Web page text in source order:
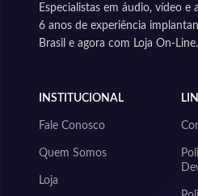
Especialistas em áudio, vídeo
6 anos de experiência
Brasil e agora com Loja On-Line.
INSTITUCIONAL
Fale Conosco
Quem Somos
Loja